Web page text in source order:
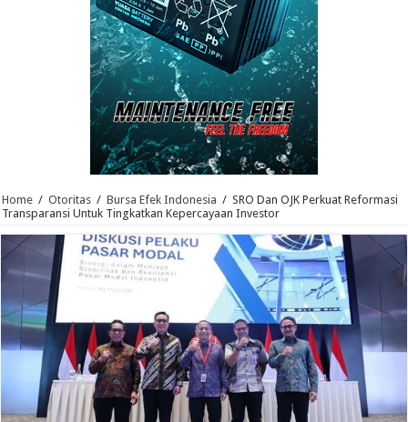
Home / Otoritas / Bursa Efek Indonesia / SRO Dan OJK Perkuat Reformasi
Transparansi Untuk Tingkatkan Kepercayaan Investor